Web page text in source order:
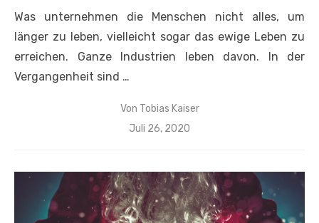
Was unternehmen die Menschen nicht alles, um
länger zu leben, vielleicht sogar das ewige Leben zu
erreichen. Ganze Industrien leben davon. In der
Vergangenheit sind …
Von Tobias Kaiser
Veröffentlicht
Juli 26, 2020